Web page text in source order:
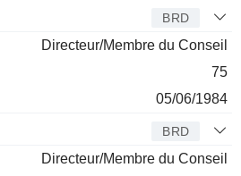
BRD
Directeur/Membre du Conseil
75
05/06/1984
BRD
Directeur/Membre du Conseil